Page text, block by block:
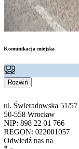
Komunikacja miejska
Rozwiń
ul. Świeradowska 51/57
50-558 Wrocław
NIP: 898 22 01 766
REGON: 022001057
Odwiedź nas na